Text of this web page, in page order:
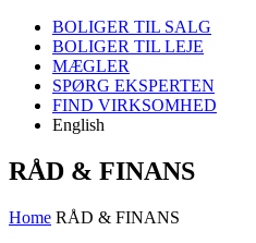
BOLIGER TIL SALG
BOLIGER TIL LEJE
MÆGLER
SPØRG EKSPERTEN
FIND VIRKSOMHED
English
RÅD & FINANS
Home RÅD & FINANS